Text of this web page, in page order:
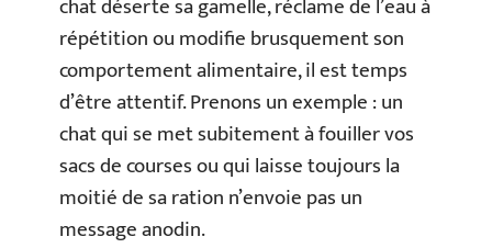
répétition ou modifie brusquement son
comportement alimentaire, il est temps
d’être attentif. Prenons un exemple : un
chat qui se met subitement à fouiller vos
sacs de courses ou qui laisse toujours la
moitié de sa ration n’envoie pas un
message anodin.